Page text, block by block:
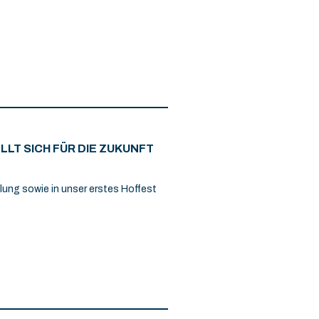
SICH FÜR DIE ZUKUNFT
sowie in unser erstes Hoffest